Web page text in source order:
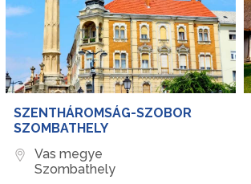
SZENTHÁROMSÁG-SZOBOR
SZOMBATHELY
Vas megye
Szombathely